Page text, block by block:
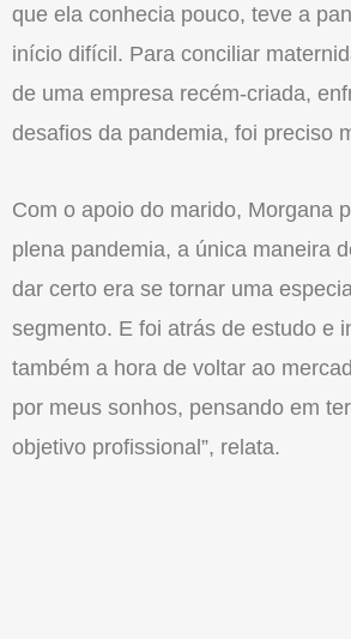
que ela conhecia pouco, teve a
início difícil. Para conciliar
de uma empresa recém-criada,
desafios da pandemia, foi preciso
Com o apoio do marido, Morgana
plena pandemia, a única maneira
dar certo era se tornar uma
segmento. E foi atrás de estudo e
também a hora de voltar ao
por meus sonhos, pensando em
objetivo profissional”, relata.